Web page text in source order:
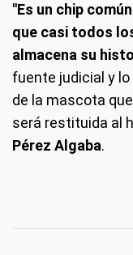
"Es un chip
que casi todos
almacena su
fuente judicial y
de la mascota
será restituida al
Pérez Algaba.